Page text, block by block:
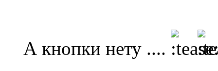
А кнопки нету ....